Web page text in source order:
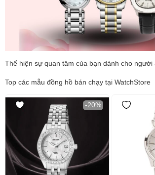
Thể hiện sự quan tâm của bạn dành cho người
Top các mẫu đồng hồ bán chạy tại WatchStore
-20%